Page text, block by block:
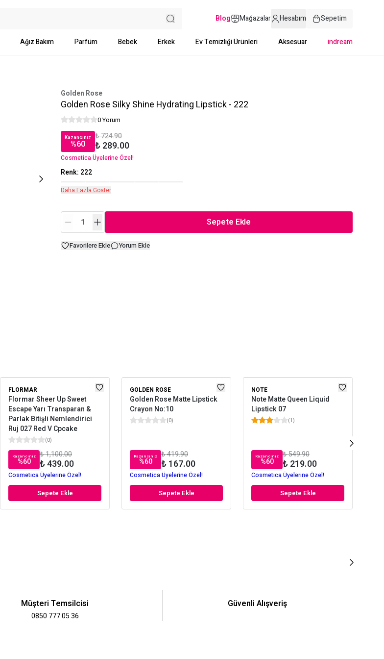
Blog Mağazalar Hesabım Sepetim
Ağız Bakım Parfüm Bebek Erkek Ev Temizliği Ürünleri Aksesuar indream
Golden Rose
Golden Rose Silky Shine Hydrating Lipstick - 222
0 Yorum
Kazancınız
%60
₺ 724.90
₺ 289.00
Cosmetica Üyelerine Özel!
Renk: 222
Daha Fazla Göster
Sepete Ekle
Favorilere Ekle Yorum Ekle
FLORMAR
Flormar Sheer Up Sweet
Escape Yarı Transparan &
Parlak Bitişli Nemlendirici
Ruj 027 Red V Cpcake
(0)
Kazancınız
%60
₺ 1,100.00
₺ 439.00
Cosmetica Üyelerine Özel!
Sepete Ekle
GOLDEN ROSE
Golden Rose Matte Lipstick
Crayon No:10
(0)
Kazancınız
%60
₺ 419.90
₺ 167.00
Cosmetica Üyelerine Özel!
Sepete Ekle
NOTE
Note Matte Queen Liquid
Lipstick 07
(1)
Kazancınız
%60
₺ 549.90
₺ 219.00
Cosmetica Üyelerine Özel!
Sepete Ekle
Müşteri Temsilcisi
0850 777 05 36
Güvenli Alışveriş